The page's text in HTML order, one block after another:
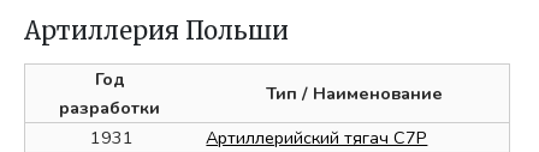
Артиллерия Польши
Год
разработки
Тип / Наименование
1931
Артиллерийский тягач C7P